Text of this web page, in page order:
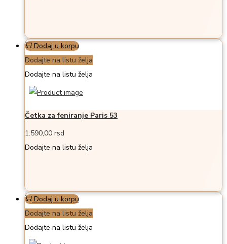
Dodaj u korpu
Dodajte na listu želja
Dodajte na listu želja
Četka za feniranje Paris 53
1.590,00 rsd
Dodajte na listu želja
Dodaj u korpu
Dodajte na listu želja
Dodajte na listu želja